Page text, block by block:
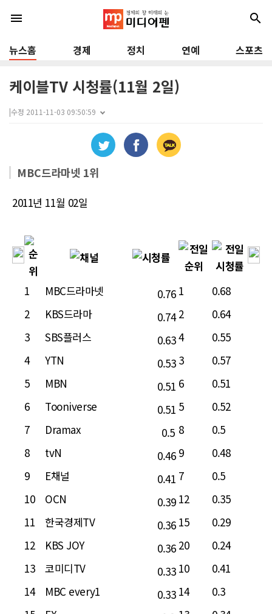
menu search
뉴스홈 경제 정치 연예 스포츠
케이블TV 시청률(11월 2일)
|수정 2011-11-03 09:50:59
MBC드라마넷 1위
2011년 11월 02일
1 MBC드라마넷 0.76 1
0.68
2
KBS드라마 0.74 2
0.64
3
SBS플러스 0.634
0.55
4
YTN 0.53 3
0.57
5
MBN 0.51 6
0.51
6
Tooniverse 0.51 5
0.52
7
Dramax 0.5 8
0.5
8
tvN 0.46 9
0.48
9
E채널 0.41 7
0.5
10
OCN 0.39 12
0.35
11
한국경제TV 0.36 15
0.29
12
KBS JOY 0.36 20
0.24
13
코미디TV 0.33 10
0.41
14
MBC every1 0.33 14
0.3